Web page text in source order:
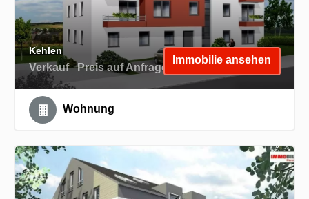
Kehlen
Verkauf Preis auf Anfrage
Immobilie ansehen
Wohnung